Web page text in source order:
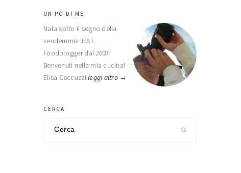
barra
laterale
primaria
UN PÒ DI ME
Nata sotto il segno della
vendemmia 1981.
Foodblogger dal 2008.
Benvenuti nella mia cucina!
Elisa Ceccuzzileggi altro →
CERCA